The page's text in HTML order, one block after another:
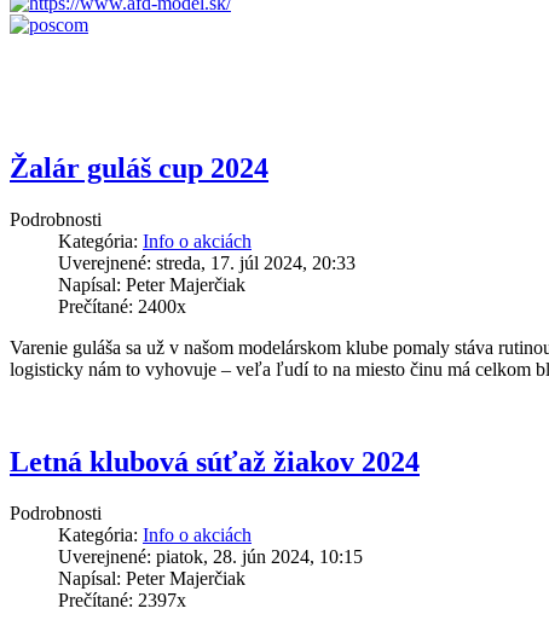
Žalár guláš cup 2024
Podrobnosti
Kategória: Info o akciách
Uverejnené: streda, 17. júl 2024, 20:33
Napísal: Peter Majerčiak
Prečítané: 2400x
Varenie guláša sa už v našom modelárskom klube pomaly stáva
logisticky nám to vyhovuje – veľa ľudí to na miesto činu má celkom
Letná klubová súťaž žiakov 2024
Podrobnosti
Kategória: Info o akciách
Uverejnené: piatok, 28. jún 2024, 10:15
Napísal: Peter Majerčiak
Prečítané: 2397x